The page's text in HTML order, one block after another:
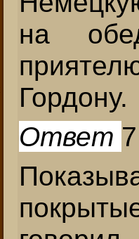
на
Гордону.
Ответ 7